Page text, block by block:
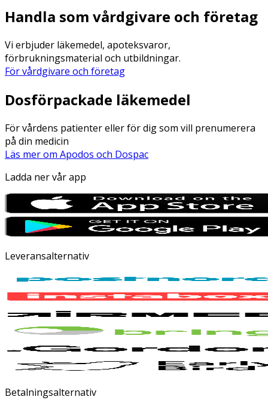
Handla som vårdgivare och företag
Vi erbjuder läkemedel, apoteksvaror,
förbrukningsmaterial och utbildningar.
För vårdgivare och företag
Dosförpackade läkemedel
För vårdens patienter eller för dig som vill prenumerera
på din medicin
Läs mer om Apodos och Dospac
Ladda ner vår app
Leveransalternativ
Betalningsalternativ